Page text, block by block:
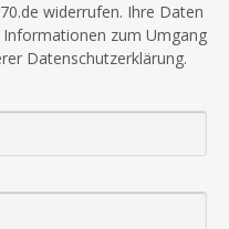
widerrufen. Ihre Daten
zum Umgang
Datenschutzerklärung.